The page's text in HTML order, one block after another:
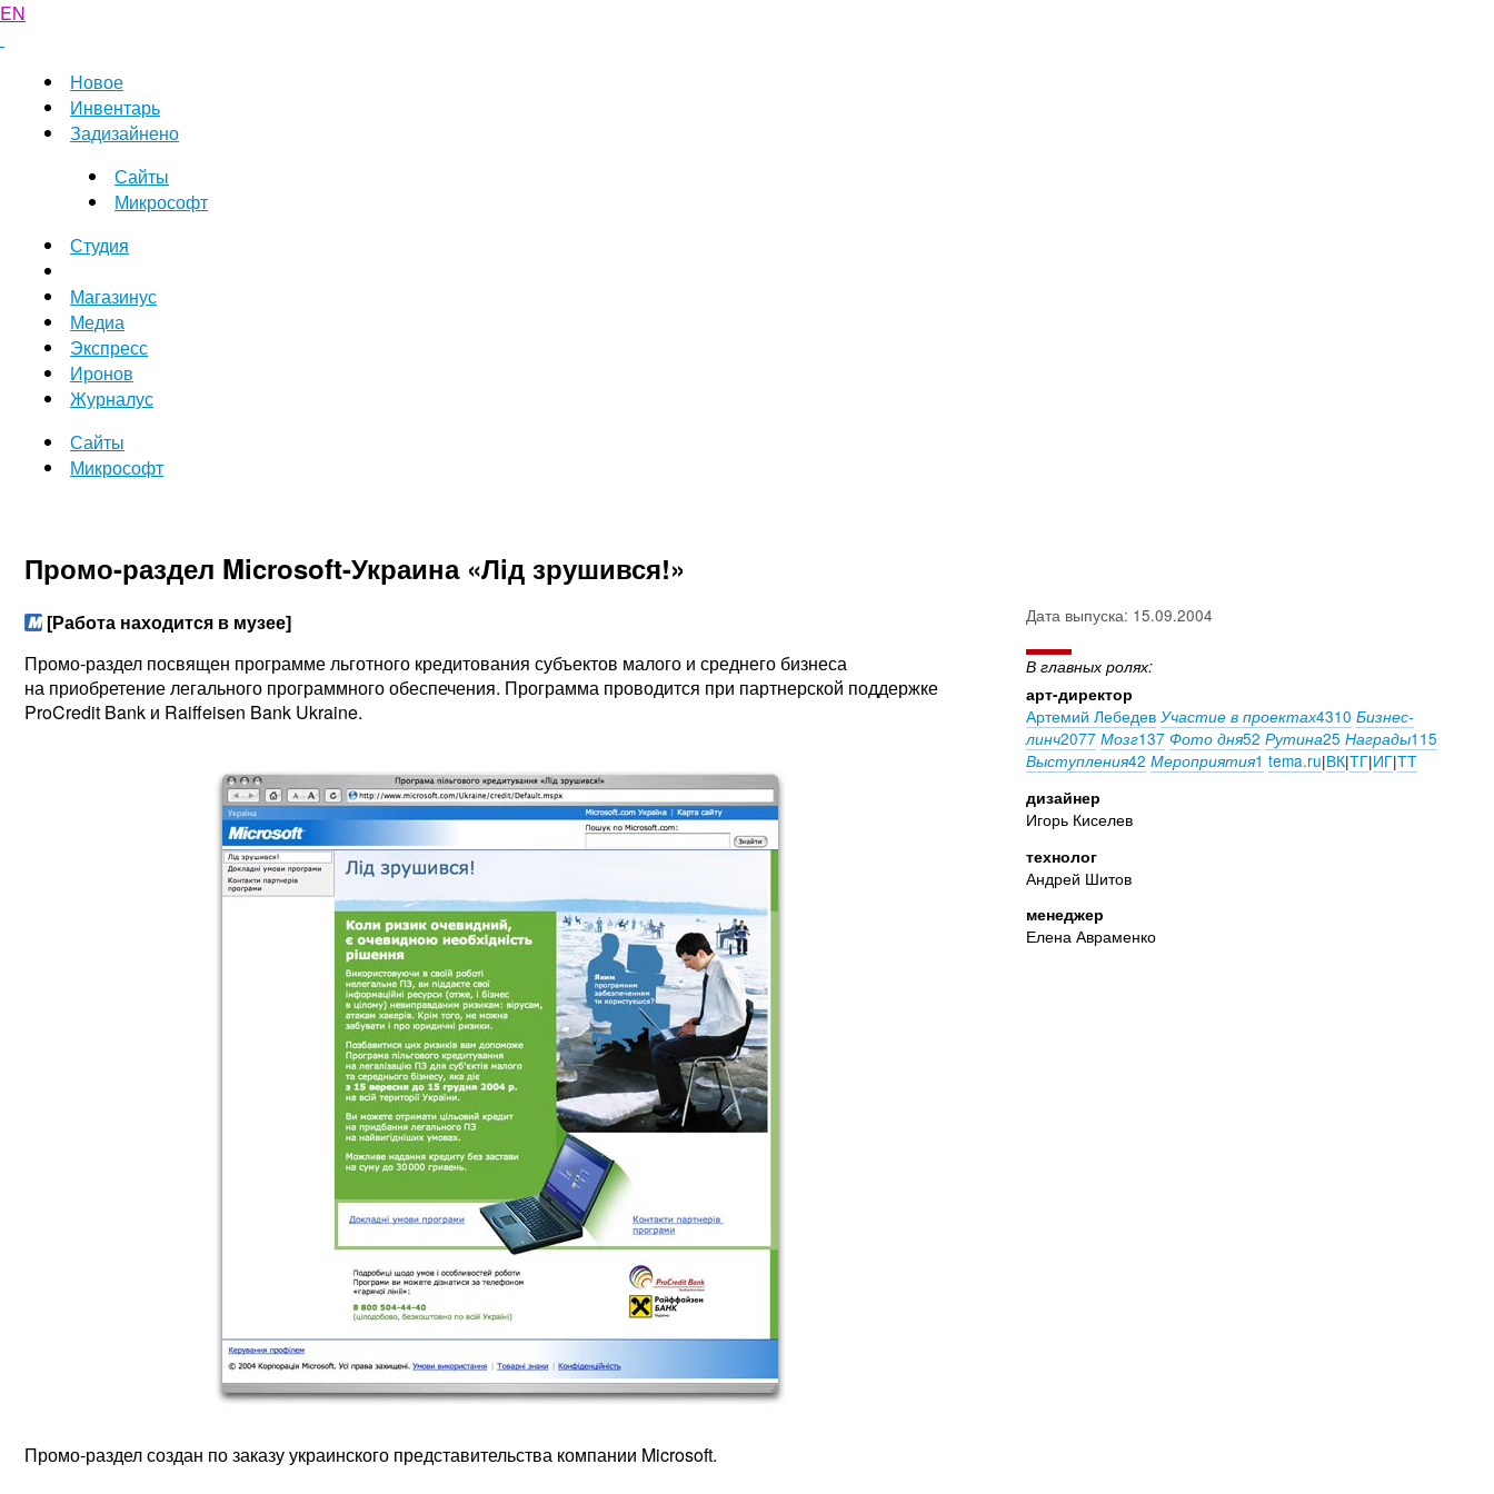
EN
Новое
Инвентарь
Задизайнено
Сайты
Микрософт
Студия
Магазинус
Медиа
Экспресс
Иронов
Журналус
Сайты
Микрософт
Промо-раздел Microsoft-Украина «Лiд зрушився!»
[Работа находится в музее]
Промо-раздел посвящен программе льготного кредитования субъектов малого и среднего бизнеса
на приобретение легального программного обеспечения. Программа проводится при партнерской поддержке
ProCredit Bank и Raiffeisen Bank Ukraine.
Промо-раздел создан по заказу украинского представительства компании Microsoft.
Дата выпуска: 15.09.2004
В главных ролях:
арт-директор
Артемий Лебедев Участие в проектах4310 Бизнес-
линч2077 Мозг137 Фото дня52 Рутина25 Награды115
Выступления42 Мероприятия1 tema.ru|ВК|ТГ|ИГ|ТТ
дизайнер
Игорь Киселев
технолог
Андрей Шитов
менеджер
Елена Авраменко